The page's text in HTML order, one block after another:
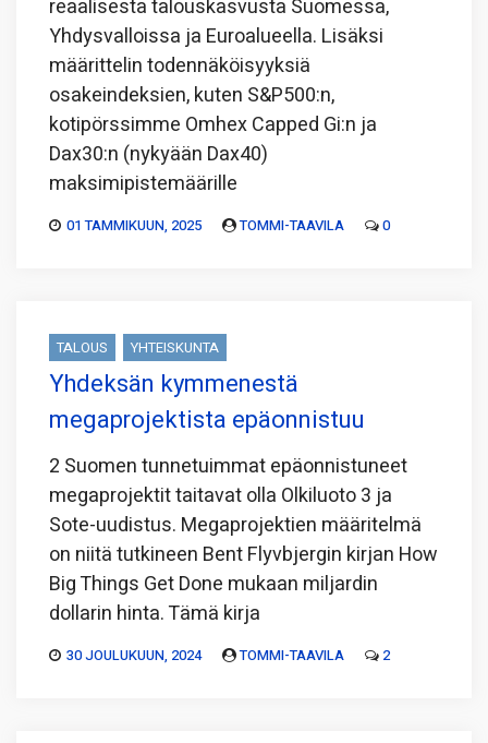
reaalisesta talouskasvusta Suomessa,
Yhdysvalloissa ja Euroalueella. Lisäksi
määrittelin todennäköisyyksiä
osakeindeksien, kuten S&P500:n,
kotipörssimme Omhex Capped Gi:n ja
Dax30:n (nykyään Dax40)
maksimipistemäärille
01 TAMMIKUUN, 2025 TOMMI-TAAVILA 0
TALOUS YHTEISKUNTA
Yhdeksän kymmenestä
megaprojektista epäonnistuu
2 Suomen tunnetuimmat epäonnistuneet
megaprojektit taitavat olla Olkiluoto 3 ja
Sote-uudistus. Megaprojektien määritelmä
on niitä tutkineen Bent Flyvbjergin kirjan How
Big Things Get Done mukaan miljardin
dollarin hinta. Tämä kirja
30 JOULUKUUN, 2024 TOMMI-TAAVILA 2